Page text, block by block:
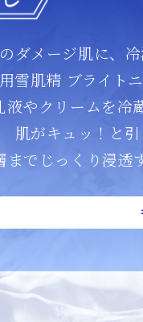
ダメージ肌に、
雪肌精 ブライト
液やクリームを冷
肌がキュッ！と
までじっくり浸透